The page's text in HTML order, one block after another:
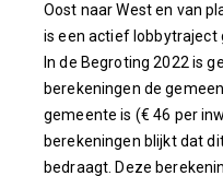
Oost naar West en van
is een actief lobbytraject
In de Begroting 2022 is
berekeningen de
gemeente is (€ 46 per
berekeningen blijkt dat
bedraagt. Deze